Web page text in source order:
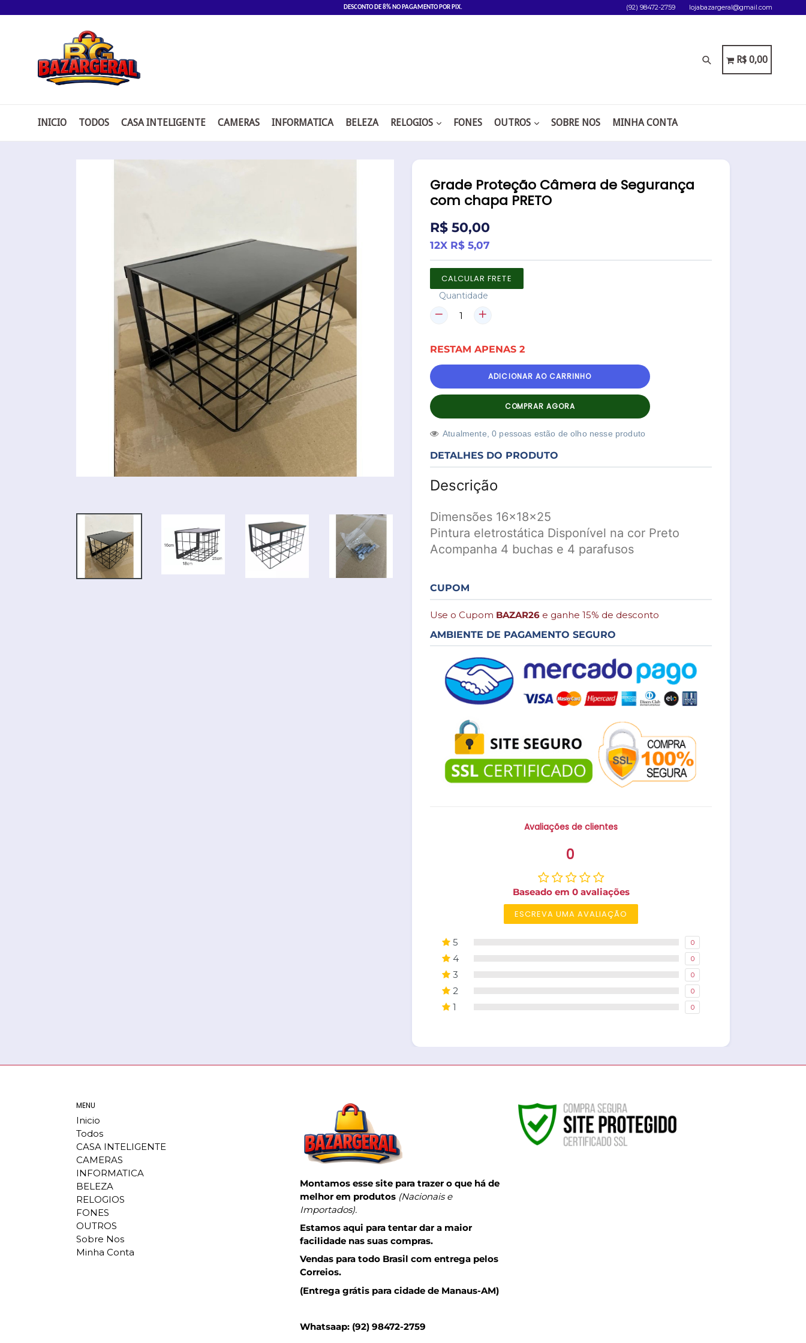
para
DESCONTO DE 8% NO PAGAMENTO POR PIX. (92) 98472-2759 lojabazargeral@gmail.com
Pesquisar
CARRINHO
CARRINHO
R$ 0,00
INICIO TODOS CASA INTELIGENTE CAMERAS INFORMATICA BELEZA RELOGIOS FONES OUTROS SOBRE NOS MINHA CONTA
Grade Proteção Câmera de Segurança
com chapa PRETO
Preço
normal
R$ 50,00
12X R$ 5,07
CALCULAR FRETE
Quantidade
RESTAM APENAS 2
ADICIONAR AO CARRINHO
COMPRAR AGORA
Atualmente,7 pessoas estão de olho nesse produto
DETALHES DO PRODUTO
Descrição
Dimensões 16x18x25
Pintura eletrostática Disponível na cor Preto
Acompanha 4 buchas e 4 parafusos
CUPOM
Use o Cupom BAZAR26 e ganhe 15% de desconto
AMBIENTE DE PAGAMENTO SEGURO
Avaliações de clientes
0
Baseado em 0 avaliações
ESCREVA UMA AVALIAÇÃO
5 0
4 0
3 0
2 0
1 0
MENU
Inicio
Todos
CASA INTELIGENTE
CAMERAS
INFORMATICA
BELEZA
RELOGIOS
FONES
OUTROS
Sobre Nos
Minha Conta
Montamos esse site para trazer o que há de
melhor em produtos (Nacionais e
Importados).
Estamos aqui para tentar dar a maior
facilidade nas suas compras.
Vendas para todo Brasil com entrega pelos
Correios.
(Entrega grátis para cidade de Manaus-AM)
Whatsaap: (92) 98472-2759